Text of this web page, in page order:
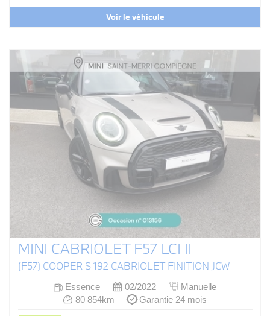
Voir le véhicule
MINI CABRIOLET F57 LCI II
(F57) COOPER S 192 CABRIOLET FINITION JCW
Essence 02/2022
Manuelle
80 854km
Garantie 24 mois